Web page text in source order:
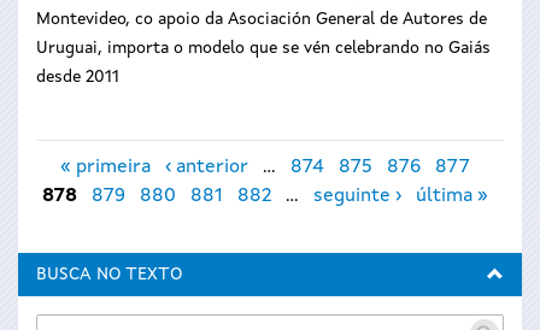
Montevideo, co apoio da Asociación General de Autores de
Uruguai, importa o modelo que se vén celebrando no Gaiás
desde 2011
Páxinas
« primeira ‹ anterior … 874 875 876
877
878
879 880 881 882 … seguinte › última »
BUSCA NO TEXTO